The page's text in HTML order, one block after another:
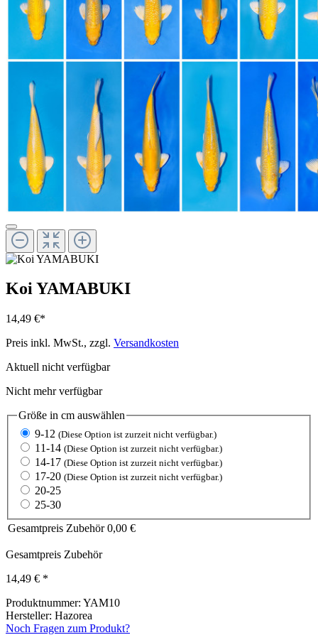
Koi YAMABUKI
14,49 €*
Preis inkl. MwSt., zzgl. Versandkosten
Aktuell nicht verfügbar
Nicht mehr verfügbar
Größe in cm auswählen
9-12 (Diese Option ist zurzeit nicht verfügbar.)
11-14 (Diese Option ist zurzeit nicht verfügbar.)
14-17 (Diese Option ist zurzeit nicht verfügbar.)
17-20 (Diese Option ist zurzeit nicht verfügbar.)
20-25
25-30
Gesamtpreis Zubehör 0,00 €
Gesamtpreis Zubehör
14,49 € *
Produktnummer: YAM10
Hersteller: Hazorea
Noch Fragen zum Produkt?